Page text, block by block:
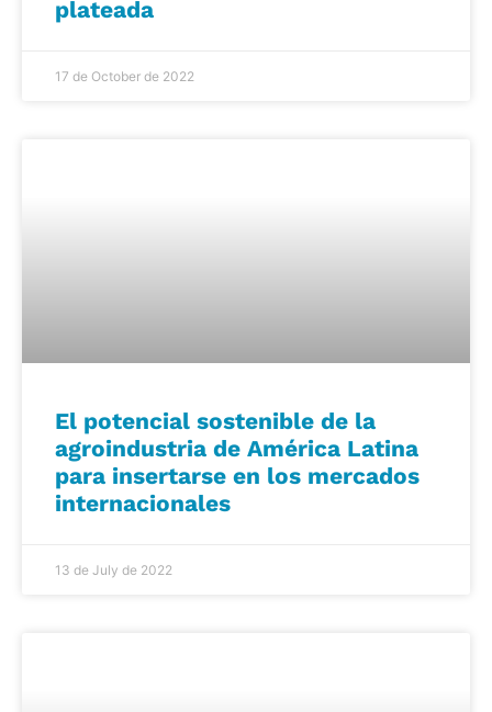
plateada
17 de October de 2022
El potencial sostenible de la
agroindustria de América Latina
para insertarse en los mercados
internacionales
13 de July de 2022